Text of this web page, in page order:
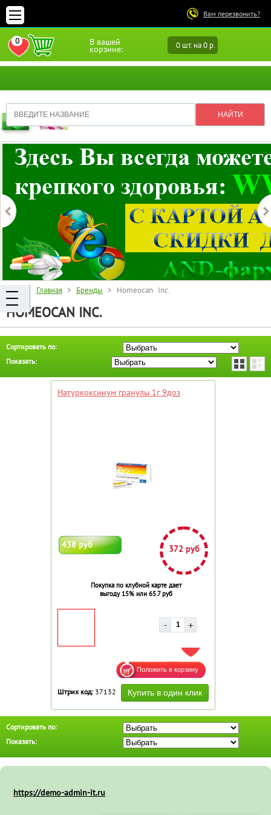
Вам перезвонить?
В вашей
корзине: 0 шт. на 0 р.
0
ПЕРЕЙТИ В ИЗБРАННОЕ
Главная > Бренды > Homeocan Inc.
HOMEOCAN INC.
Сортировать по:
Показать:
Натуркоксинум гранулы 1г 9доз
438 руб 372 руб
Покупка по клубной карте дает
выгоду 15% или 65.7 руб
ДОБАВИТЬ В ИЗБРАННОЕ
Штрих код: 37132
Сортировать по:
Показать:
https://demo-admin-it.ru